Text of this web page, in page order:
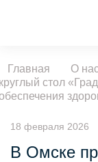
Главная О
стол
18 февраля 2026
В Омске